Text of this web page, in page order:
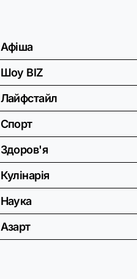
Афіша
Шоу BIZ
Лайфстайл
Спорт
Здоров'я
Кулінарія
Наука
Азарт